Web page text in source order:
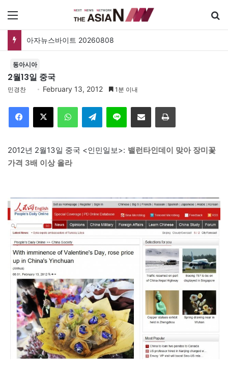
아자뉴스바이트 20260808
동아시아
2월13일 중국
민경찬 February 13, 2012 1분 이내
Telegram 이메일
2012년 2월13일 중국 <인민일보>: 밸런타인데이 맞아 장미꽃
가격 3배 이상 올라